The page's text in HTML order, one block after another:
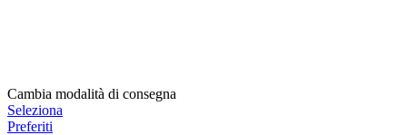
Cambia modalità di consegna
Seleziona
Preferiti